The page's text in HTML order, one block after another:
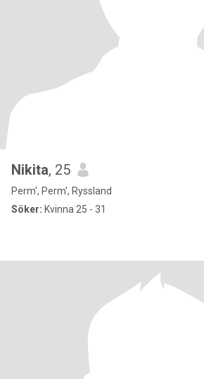
Nikita, 25
Perm', Perm', Ryssland
Söker: Kvinna 25 - 31